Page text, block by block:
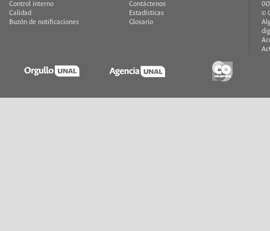
Control interno
Calidad
Buzón de notificaciones
Contáctenos
Estadísticas
Glosario
©